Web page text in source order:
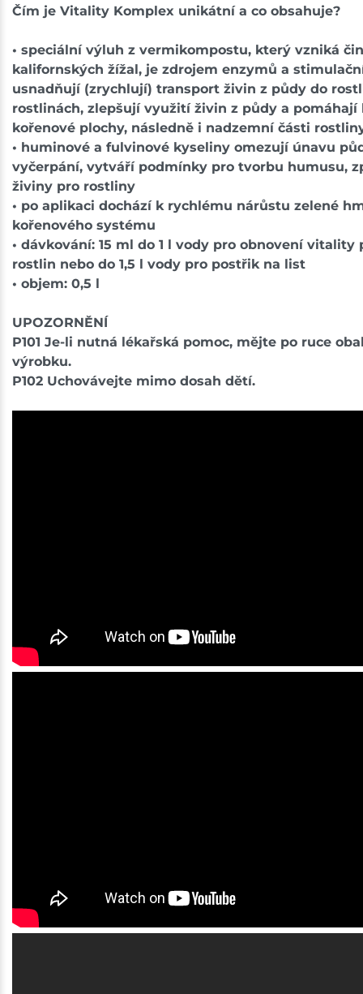
Čím je Vitality Komplex unikátní a co obsahuje?
• speciální výluh z vermikompostu, který vzniká
kalifornských žížal, je zdrojem enzymů a
usnadňují (zrychlují) transport živin z půdy do
rostlinách, zlepšují využití živin z půdy a pomáhají
kořenové plochy, následně i nadzemní části
• huminové a fulvinové kyseliny omezují únavu
vyčerpání, vytváří podmínky pro tvorbu humusu,
živiny pro rostliny
• po aplikaci dochází k rychlému nárůstu zelené
kořenového systému
• dávkování: 15 ml do 1 l vody pro obnovení vitality
rostlin nebo do 1,5 l vody pro postřik na list
• objem: 0,5 l
UPOZORNĚNÍ
P101 Je-li nutná lékařská pomoc, mějte po ruce
výrobku.
P102 Uchovávejte mimo dosah dětí.